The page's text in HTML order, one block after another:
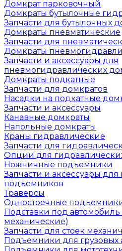
Домкрат парковочный
Домкраты бутылочные
Запчасти для бутылочных
Домкраты пневматические
Запчасти для
Домкраты
Запчасти и аксессуары для
пневмогидравлических
Домкраты подкатные
Запчасти для домкратов
Насадки на подкатные
Запчасти и аксессуары
Канавные домкраты
Напольные домкраты
Краны гидравлические
Запчасти для
Опции для
Ножничные подъемники
Запчасти и аксессуары
подъемников
Траверсы
Одностоечные
Подставки под автомобиль
механические)
Запчасти для стоек
Подъемники для грузовых